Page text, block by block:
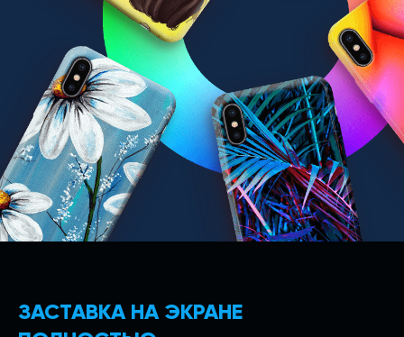
ЗАСТАВКА НА ЭКРАНЕ